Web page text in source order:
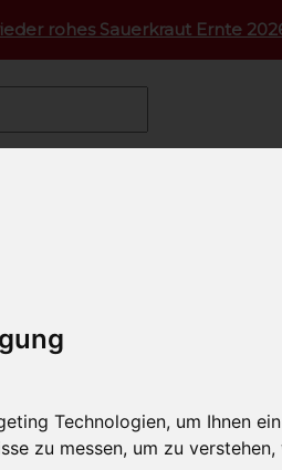
Technologien, um Ihnen
zu messen, um zu
rohes Sauerkraut Ernte